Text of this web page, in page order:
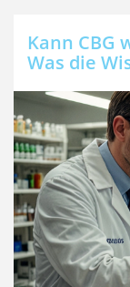
Kann CBG
Was die